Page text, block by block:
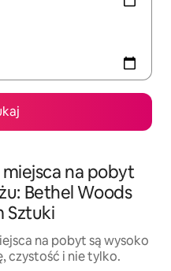
na pobyt
Bethel Woods
Sztuki
na pobyt są wysoko
czystość i nie tylko.